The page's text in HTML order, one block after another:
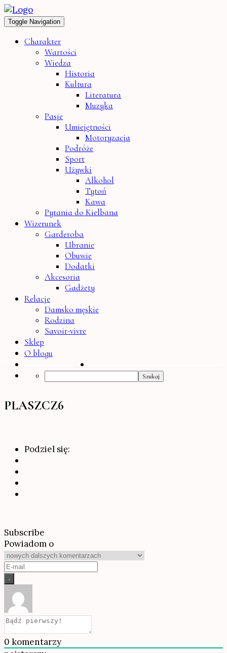
Toggle Navigation
Charakter
Wartości
Wiedza
Historia
Kultura
Literatura
Muzyka
Pasje
Umiejętności
Motoryzacja
Podróże
Sport
Używki
Alkohol
Tytoń
Kawa
Pytania do Kielbana
Wizerunek
Garderoba
Ubranie
Obuwie
Dodatki
Akcesoria
Gadżety
Relacje
Damsko męskie
Rodzina
Savoir-vivre
Sklep
O blogu
PLASZCZ6
Podziel się:
Subscribe
Powiadom o
0 komentarzy